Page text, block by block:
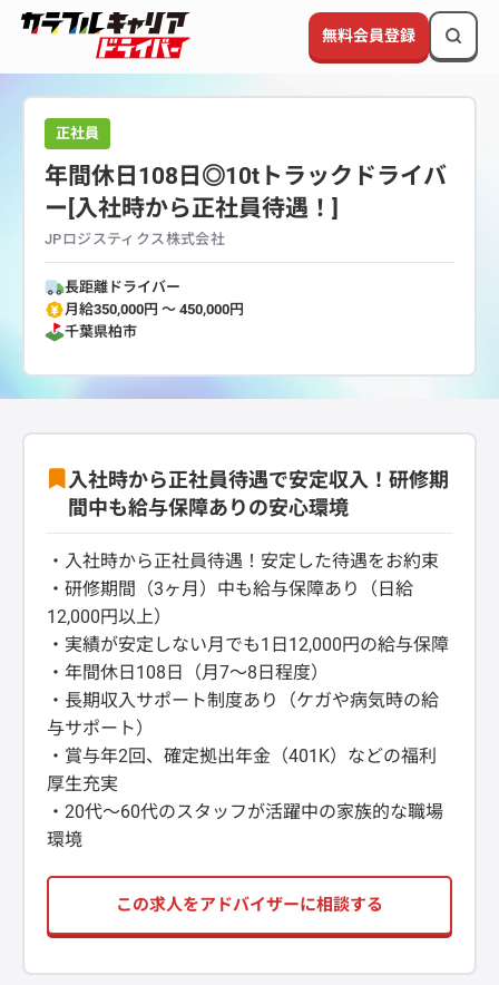
無料会員登録
正社員
年間休日108日◎10tトラックドライバ
ー[入社時から正社員待遇！]
JPロジスティクス株式会社
長距離ドライバー
月給350,000円 〜 450,000円
千葉県柏市
入社時から正社員待遇で安定収入！研修期
間中も給与保障ありの安心環境
・入社時から正社員待遇！安定した待遇をお約束
・研修期間（3ヶ月）中も給与保障あり（日給
12,000円以上）
・実績が安定しない月でも1日12,000円の給与保障
・年間休日108日（月7～8日程度）
・長期収入サポート制度あり（ケガや病気時の給
与サポート）
・賞与年2回、確定拠出年金（401K）などの福利
厚生充実
・20代～60代のスタッフが活躍中の家族的な職場
環境
この求人をアドバイザーに相談する